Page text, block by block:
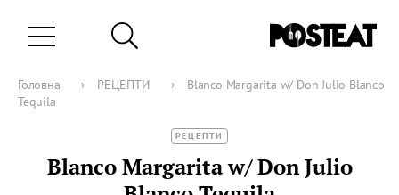
Головна › РЕЦЕПТИ ›
Blanco Margarita w/ Don Julio Blanco
Tequila
РЕЦЕПТИ
Blanco Margarita w/ Don Julio